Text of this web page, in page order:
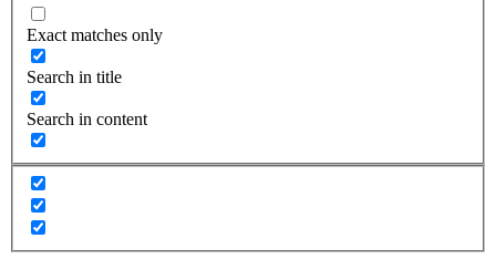
Exact matches only
Search in title
Search in content